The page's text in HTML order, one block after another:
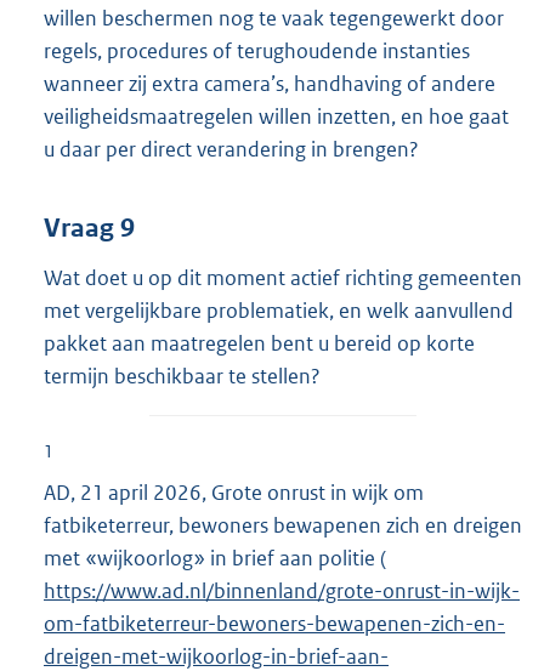
willen beschermen nog te vaak tegengewerkt door
regels, procedures of terughoudende instanties
wanneer zij extra camera’s, handhaving of andere
veiligheidsmaatregelen willen inzetten, en hoe gaat
u daar per direct verandering in brengen?
Vraag 9
Wat doet u op dit moment actief richting gemeenten
met vergelijkbare problematiek, en welk aanvullend
pakket aan maatregelen bent u bereid op korte
termijn beschikbaar te stellen?
1
AD, 21 april 2026, Grote onrust in wijk om
fatbiketerreur, bewoners bewapenen zich en dreigen
met «wijkoorlog» in brief aan politie (
x
t
e
https://www.ad.nl/binnenland/grote-onrust-in-wijk-
om-fatbiketerreur-bewoners-bewapenen-zich-en-
dreigen-met-wijkoorlog-in-brief-aan-